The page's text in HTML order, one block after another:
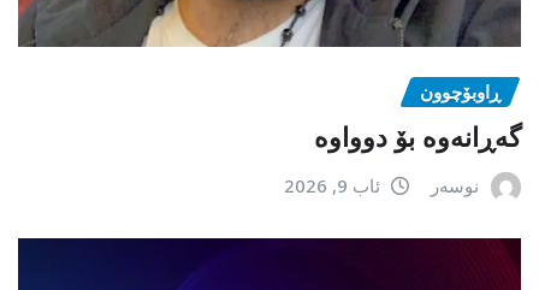
ڕاوبۆچوون
گەڕانەوە بۆ دوواوە
نوسەر ئاب 9, 2026